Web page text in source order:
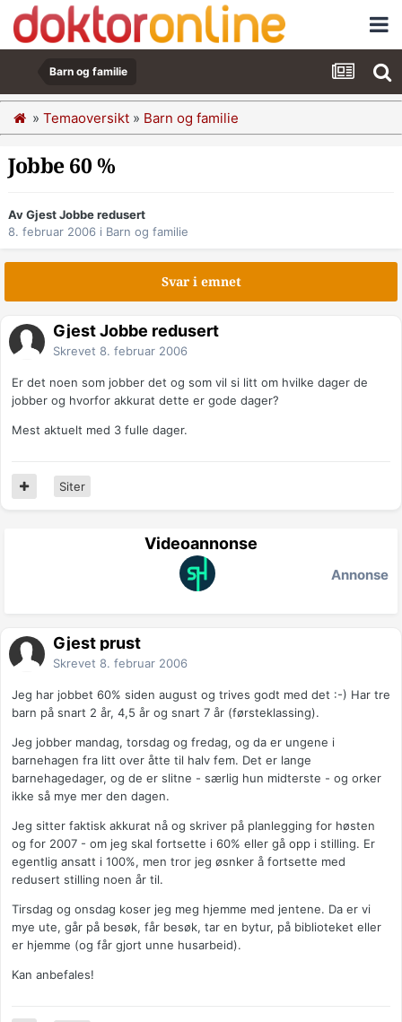
Barn og familie
» Temaoversikt » Barn og familie
Jobbe 60 %
Av Gjest Jobbe redusert
8. februar 2006 i Barn og familie
Svar i emnet
Gjest Jobbe redusert
Skrevet 8. februar 2006
Er det noen som jobber det og som vil si litt om hvilke dager de
jobber og hvorfor akkurat dette er gode dager?
Mest aktuelt med 3 fulle dager.
Siter
Videoannonse
Annonse
Gjest prust
Skrevet 8. februar 2006
Jeg har jobbet 60% siden august og trives godt med det :-) Har tre
barn på snart 2 år, 4,5 år og snart 7 år (førsteklassing).
Jeg jobber mandag, torsdag og fredag, og da er ungene i
barnehagen fra litt over åtte til halv fem. Det er lange
barnehagedager, og de er slitne - særlig hun midterste - og orker
ikke så mye mer den dagen.
Jeg sitter faktisk akkurat nå og skriver på planlegging for høsten
og for 2007 - om jeg skal fortsette i 60% eller gå opp i stilling. Er
egentlig ansatt i 100%, men tror jeg øsnker å fortsette med
redusert stilling noen år til.
Tirsdag og onsdag koser jeg meg hjemme med jentene. Da er vi
mye ute, går på besøk, får besøk, tar en bytur, på biblioteket eller
er hjemme (og får gjort unne husarbeid).
Kan anbefales!